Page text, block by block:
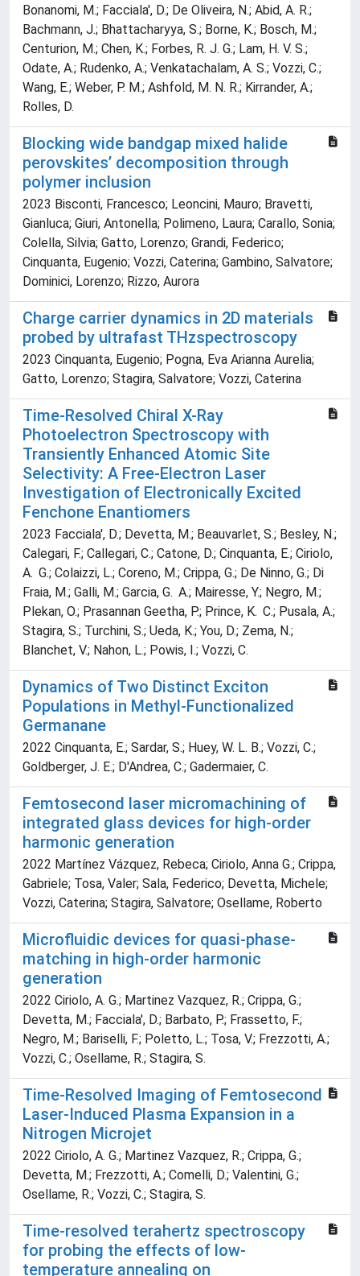
Bonanomi, M.; Facciala', D.; De Oliveira, N.; Abid, A. R.;
Bachmann, J.; Bhattacharyya, S.; Borne, K.; Bosch, M.;
Centurion, M.; Chen, K.; Forbes, R. J. G.; Lam, H. V. S.;
Odate, A.; Rudenko, A.; Venkatachalam, A. S.; Vozzi, C.;
Wang, E.; Weber, P. M.; Ashfold, M. N. R.; Kirrander, A.;
Rolles, D.
Blocking wide bandgap mixed halide
perovskites’ decomposition through
polymer inclusion
2023 Bisconti, Francesco; Leoncini, Mauro; Bravetti,
Gianluca; Giuri, Antonella; Polimeno, Laura; Carallo, Sonia;
Colella, Silvia; Gatto, Lorenzo; Grandi, Federico;
Cinquanta, Eugenio; Vozzi, Caterina; Gambino, Salvatore;
Dominici, Lorenzo; Rizzo, Aurora
Charge carrier dynamics in 2D materials
probed by ultrafast THzspectroscopy
2023 Cinquanta, Eugenio; Pogna, Eva Arianna Aurelia;
Gatto, Lorenzo; Stagira, Salvatore; Vozzi, Caterina
Time-Resolved Chiral X-Ray
Photoelectron Spectroscopy with
Transiently Enhanced Atomic Site
Selectivity: A Free-Electron Laser
Investigation of Electronically Excited
Fenchone Enantiomers
2023 Facciala', D.; Devetta, M.; Beauvarlet, S.; Besley, N.;
Calegari, F.; Callegari, C.; Catone, D.; Cinquanta, E.; Ciriolo,
A. G.; Colaizzi, L.; Coreno, M.; Crippa, G.; De Ninno, G.; Di
Fraia, M.; Galli, M.; Garcia, G. A.; Mairesse, Y.; Negro, M.;
Plekan, O.; Prasannan Geetha, P.; Prince, K. C.; Pusala, A.;
Stagira, S.; Turchini, S.; Ueda, K.; You, D.; Zema, N.;
Blanchet, V.; Nahon, L.; Powis, I.; Vozzi, C.
Dynamics of Two Distinct Exciton
Populations in Methyl-Functionalized
Germanane
2022 Cinquanta, E.; Sardar, S.; Huey, W. L. B.; Vozzi, C.;
Goldberger, J. E.; D'Andrea, C.; Gadermaier, C.
Femtosecond laser micromachining of
integrated glass devices for high‐order
harmonic generation
2022 Martínez Vázquez, Rebeca; Ciriolo, Anna G.; Crippa,
Gabriele; Tosa, Valer; Sala, Federico; Devetta, Michele;
Vozzi, Caterina; Stagira, Salvatore; Osellame, Roberto
Microfluidic devices for quasi-phase-
matching in high-order harmonic
generation
2022 Ciriolo, A. G.; Martinez Vazquez, R.; Crippa, G.;
Devetta, M.; Facciala', D.; Barbato, P.; Frassetto, F.;
Negro, M.; Bariselli, F.; Poletto, L.; Tosa, V.; Frezzotti, A.;
Vozzi, C.; Osellame, R.; Stagira, S.
Time-Resolved Imaging of Femtosecond
Laser-Induced Plasma Expansion in a
Nitrogen Microjet
2022 Ciriolo, A. G.; Martinez Vazquez, R.; Crippa, G.;
Devetta, M.; Frezzotti, A.; Comelli, D.; Valentini, G.;
Osellame, R.; Vozzi, C.; Stagira, S.
Time-resolved terahertz spectroscopy
for probing the effects of low-
temperature annealing on